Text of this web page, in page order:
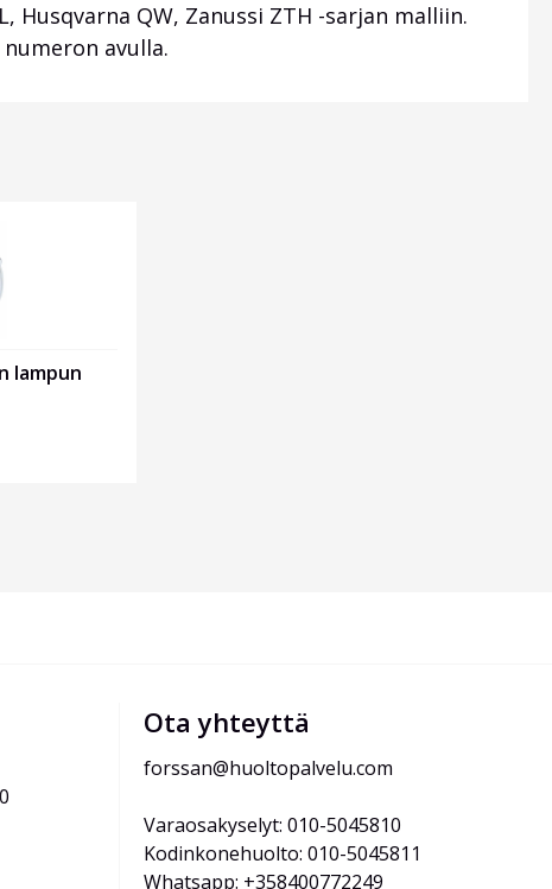
Husqvarna QW, Zanussi ZTH -sarjan malliin.
avulla.
lampun
Ota yhteyttä
forssan@huoltopalvelu.com
Varaosakyselyt: 010-5045810
Kodinkonehuolto: 010-5045811
Whatsapp: +358400772249